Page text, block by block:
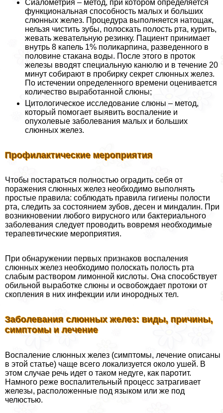
Сиалометрия – метод, при котором определяется
функциональная способность малых и больших
слюнных желез. Процедypa выполняется натощак,
нельзя чистить зубы, полоскать полость рта, курить,
жевать жевательную резинку. Пациент принимает
внутрь 8 капель 1% поликарпина, разведенного в
половине стакана воды. После этого в проток
железы вводят специальную канюлю и в течение 20
минут собирают в пробирку секрет слюнных желез.
По истечении определенного времени оценивается
количество выработанной слюны;
Цитологическое исследование слюны – метод,
который помогает выявить воспаление и
опухолевые заболевания малых и больших
слюнных желез.
Профилактические мероприятия
Чтобы постараться полностью оградить себя от
поражения слюнных желез необходимо выполнять
простые правила: соблюдать правила гигиены полости
рта, следить за состоянием зубов, десен и миндалин. При
возникновении любого вирусного или бактериального
заболевания следует проводить вовремя необходимые
терапевтические мероприятия.
При обнаружении первых признаков воспаления
слюнных желез необходимо полоскать полость рта
слабым раствором лимонной кислоты. Она способствует
обильной выработке слюны и освобождает протоки от
скопления в них инфекции или инородных тел.
Заболевания слюнных желез: виды, причины,
симптомы и лечение
Воспаление слюнных желез (симптомы, лечение описаны
в этой статье) чаще всего локализуется около ушей. В
этом случае речь идет о таком недуге, как паротит.
Намного реже воспалительный процесс затрагивает
железы, расположенные под языком или же под
челюстью.